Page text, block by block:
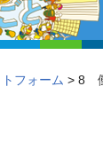
フォーム > 8